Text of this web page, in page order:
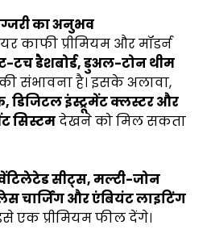
का अनुभव
काफी प्रीमियम और मॉडर्न
टच डैशबोर्ड, डुअल-टोन थीम
संभावना है। इसके अलावा,
इंस्ट्रूमेंट क्लस्टर और
सिस्टमदेखने को मिल सकता
सीट्स, मल्टी-जोन
चार्जिंग और एंबियंट लाइटिंग
एक प्रीमियम फील देंगे।